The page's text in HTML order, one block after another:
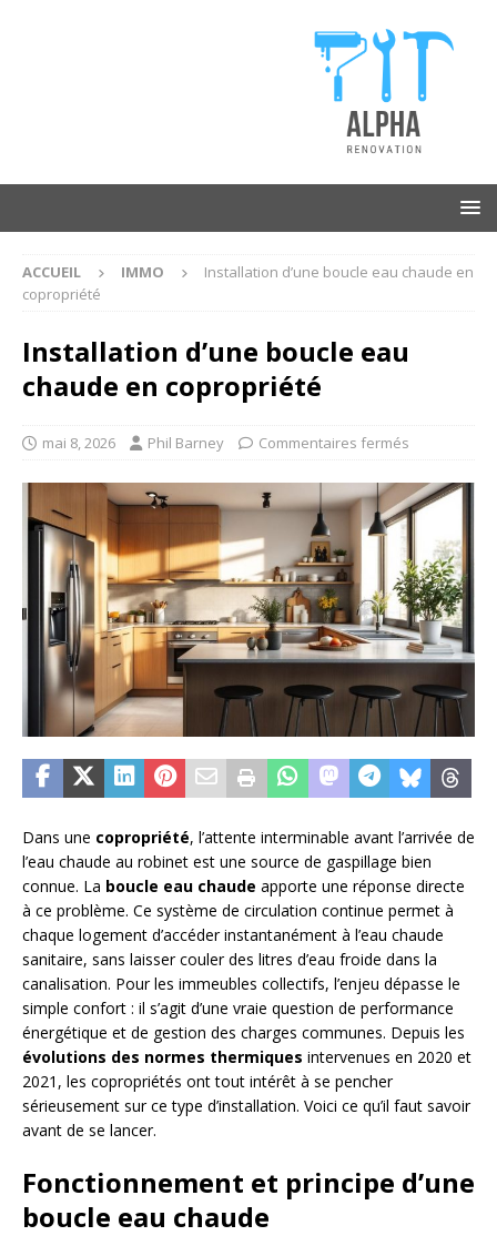
ACCUEIL IMMO
Installation d’une boucle eau chaude en
copropriété
Installation d’une boucle eau
chaude en copropriété
mai 8, 2026 Phil Barney Commentaires fermés
Dans une copropriété, l’attente interminable avant l’arrivée de
l’eau chaude au robinet est une source de gaspillage bien
connue. La boucle eau chaude apporte une réponse directe
à ce problème. Ce système de circulation continue permet à
chaque logement d’accéder instantanément à l’eau chaude
sanitaire, sans laisser couler des litres d’eau froide dans la
canalisation. Pour les immeubles collectifs, l’enjeu dépasse le
simple confort : il s’agit d’une vraie question de performance
énergétique et de gestion des charges communes. Depuis les
évolutions des normes thermiques intervenues en 2020 et
2021, les copropriétés ont tout intérêt à se pencher
sérieusement sur ce type d’installation. Voici ce qu’il faut savoir
avant de se lancer.
Fonctionnement et principe d’une
boucle eau chaude